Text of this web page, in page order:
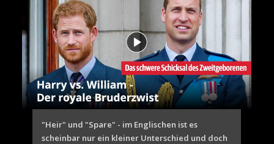
"Heir" und "Spare" - im Englischen ist es
scheinbar nur ein kleiner Unterschied und doch